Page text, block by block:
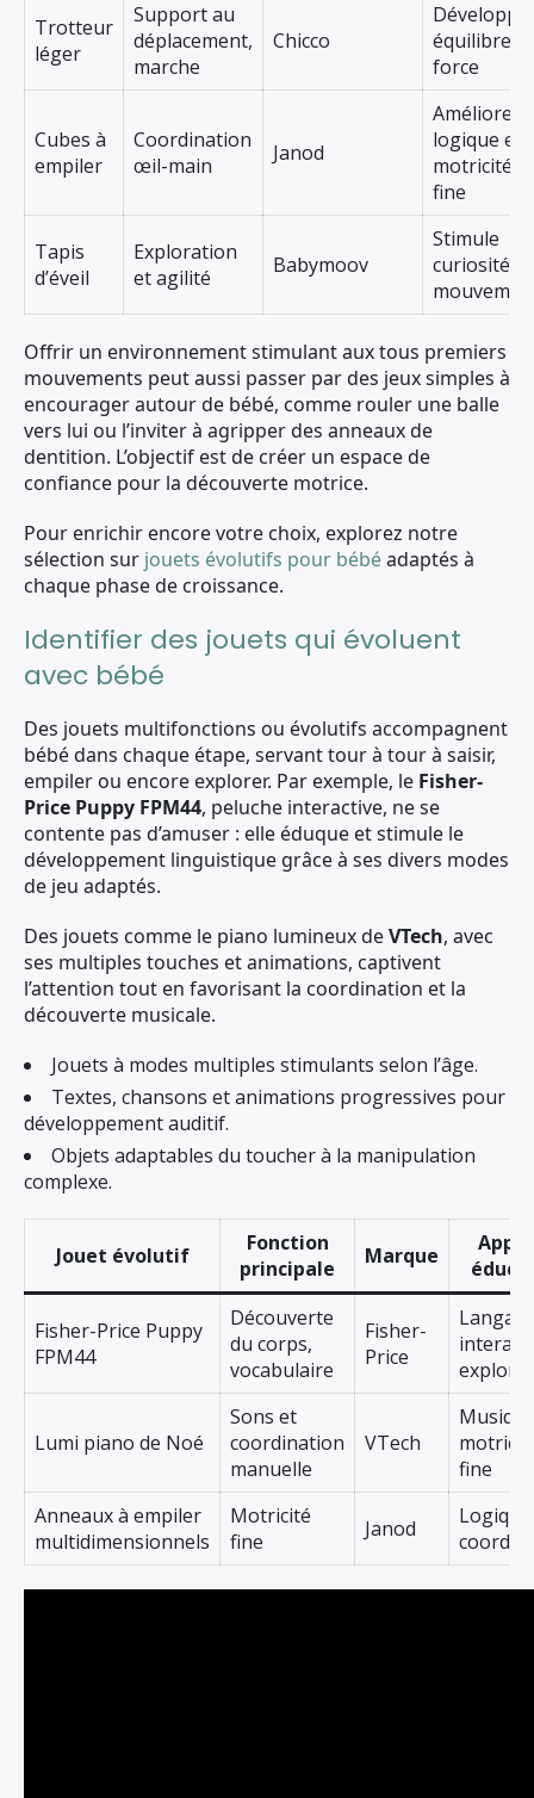
Trotteur
léger
Support au
déplacement,
marche
Chicco
Développe
équilibre et
force
Cubes à
empiler
Coordination
œil-main
Janod
Améliore la
logique et
motricité
fine
Tapis
d’éveil
Exploration
et agilité
Babymoov
Stimule
curiosité et
Offrir un environnement stimulant aux tous premiers
mouvements peut aussi passer par des jeux simples à
encourager autour de bébé, comme rouler une balle
vers lui ou l’inviter à agripper des anneaux de
dentition. L’objectif est de créer un espace de
confiance pour la découverte motrice.
Pour enrichir encore votre choix, explorez notre
sélection sur jouets évolutifs pour bébéadaptés à
chaque phase de croissance.
Identifier des jouets qui évoluent
avec bébé
Des jouets multifonctions ou évolutifs accompagnent
bébé dans chaque étape, servant tour à tour à saisir,
empiler ou encore explorer. Par exemple, le Fisher-
Price Puppy FPM44, peluche interactive, ne se
contente pas d’amuser : elle éduque et stimule le
développement linguistique grâce à ses divers modes
de jeu adaptés.
Des jouets comme le piano lumineux deVTech, avec
ses multiples touches et animations, captivent
l’attention tout en favorisant la coordination et la
découverte musicale.
Jouets à modes multiples stimulants selon l’âge.
Textes, chansons et animations progressives pour
développement auditif.
Objets adaptables du toucher à la manipulation
complexe.
Jouet évolutif
Fonction
principale
Marque
Fisher-Price Puppy
FPM44
Découverte
du corps,
vocabulaire
Fisher-
Price
Lumi piano de Noé
Sons et
coordination
manuelle
VTech
fine
Anneaux à empiler
multidimensionnels
Motricité
fine
Janod